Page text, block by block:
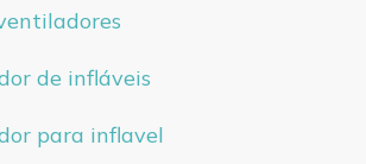
de infláveis
para inflavel